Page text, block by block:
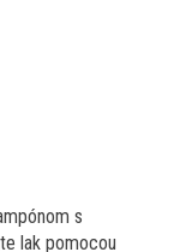
s
lak pomocou